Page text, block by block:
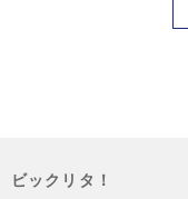
ビックリタ！